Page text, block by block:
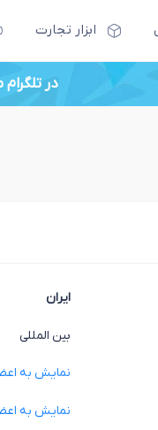
ابزار تجارت
در تلگرام
ایران
بین المللی
نمایش به
نمایش به